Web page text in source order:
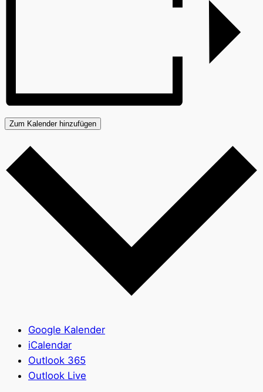
Zum Kalender hinzufügen
Google Kalender
iCalendar
Outlook 365
Outlook Live